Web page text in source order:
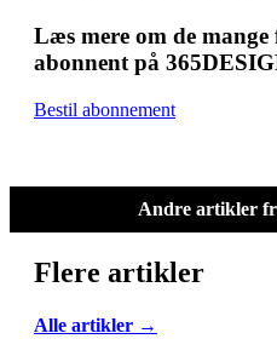
Læs mere om de
abonnent på
Bestil abonnement
Andre artikler
Flere artikler
Alle artikler →